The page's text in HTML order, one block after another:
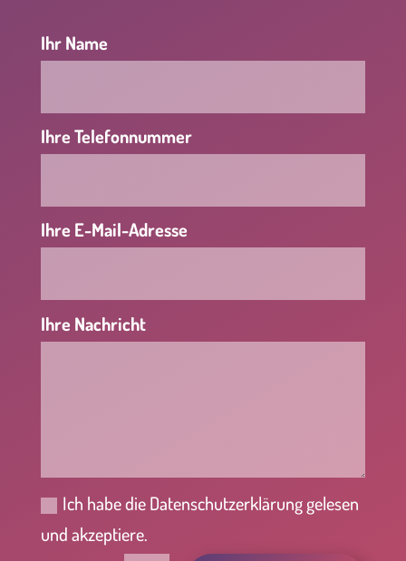
Ihr Name
Ihre Telefonnummer
Ihre E-Mail-Adresse
Ihre Nachricht
Ich habe die Datenschutzerklärung gelesen
und akzeptiere.